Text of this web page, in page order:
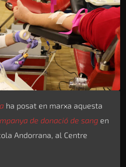
ha posat en marxa aquesta
de donació de sang en
Andorrana, al Centre